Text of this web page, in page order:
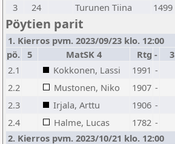
3
24 Turunen Tiina 1499
Pöytien parit
1. Kierros pvm. 2023/09/23 klo. 12:00
pö. 5 MatSK 4 Rtg - 3
2.1
Kokkonen, Lassi 1991 -
2.2
Mustonen, Niko 1907 -
2.3
Irjala, Arttu 1906 -
2.4
Halme, Lucas 1782 -
2. Kierros pvm. 2023/10/21 klo. 12:00